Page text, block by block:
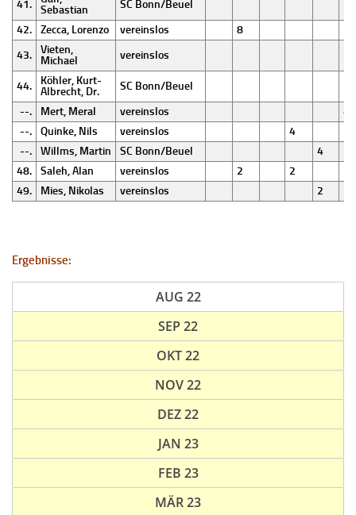
41.
Sebastian
SC Bonn/Beuel
42.
Zecca, Lorenzo vereinslos
8
43.
Vieten,
Michael
vereinslos
44.
Köhler, Kurt-
Albrecht, Dr.
SC Bonn/Beuel
--.
Mert, Meral vereinslos
4
--.
Quinke, Nils vereinslos
4
--.
Willms, Martin SC Bonn/Beuel
4
48.
Saleh, Alan vereinslos 2
2
49.
Mies, Nikolas vereinslos 2
Ergebnisse:
AUG 22
SEP 22
OKT 22
NOV 22
DEZ 22
JAN 23
FEB 23
MÄR 23